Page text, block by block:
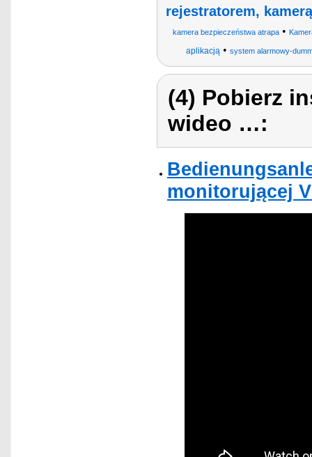
rejestratorem,
kamera bezpieczeństwa atrapa•
aplikacją • system alarmowy-
(4) Pobierz
wideo …:
monitorującej